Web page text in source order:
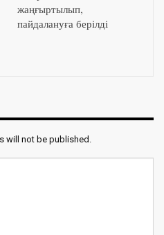
жаңғыртылып,
пайдалануға берілді
will not be published.